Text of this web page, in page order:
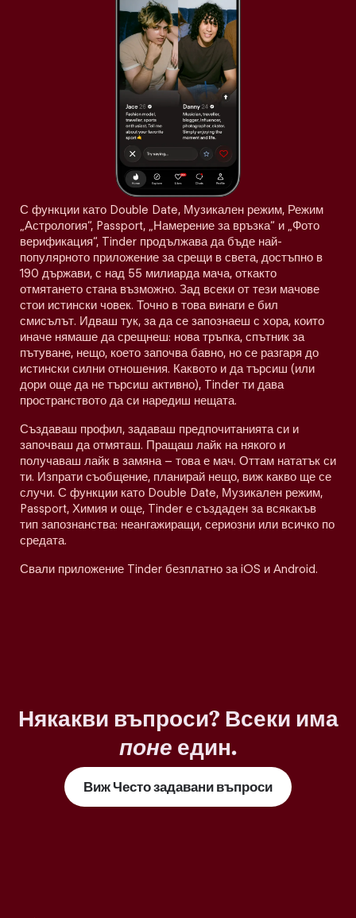
С функции като Double Date, Музикален режим, Режим
„Астрология“, Passport, „Намерение за връзка“ и „Фото
верификация“, Tinder продължава да бъде най-
популярното приложение за срещи в света, достъпно в
190 държави, с над 55 милиарда мача, откакто
отмятането стана възможно. Зад всеки от тези мачове
стои истински човек. Точно в това винаги е бил
смисълът. Идваш тук, за да се запознаеш с хора, които
иначе нямаше да срещнеш: нова тръпка, спътник за
пътуване, нещо, което започва бавно, но се разгаря до
истински силни отношения. Каквото и да търсиш (или
дори още да не търсиш активно), Tinder ти дава
пространството да си наредиш нещата.
Създаваш профил, задаваш предпочитанията си и
започваш да отмяташ. Пращаш лайк на някого и
получаваш лайк в замяна – това е мач. Оттам нататък си
ти. Изпрати съобщение, планирай нещо, виж какво ще се
случи. С функции като Double Date, Музикален режим,
Passport, Химия и още, Tinder е създаден за всякакъв
тип запознанства: неангажиращи, сериозни или всичко по
средата.
Свали приложение Tinder безплатно за iOS и Android.
Някакви въпроси? Всеки има
поне един.
Виж Често задавани въпроси